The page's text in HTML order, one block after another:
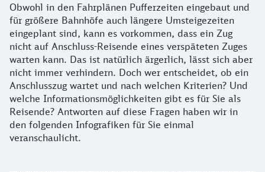
Worum geht's?
Obwohl in den Fahrplänen Pufferzeiten eingebaut und
für größere Bahnhöfe auch längere Umsteigezeiten
eingeplant sind, kann es vorkommen, dass ein Zug
nicht auf Anschluss-Reisende eines verspäteten Zuges
warten kann. Das ist natürlich ärgerlich, lässt sich aber
nicht immer verhindern. Doch wer entscheidet, ob ein
Anschlusszug wartet und nach welchen Kriterien? Und
welche Informationsmöglichkeiten gibt es für Sie als
Reisende? Antworten auf diese Fragen haben wir in
den folgenden Infografiken für Sie einmal
veranschaulicht.